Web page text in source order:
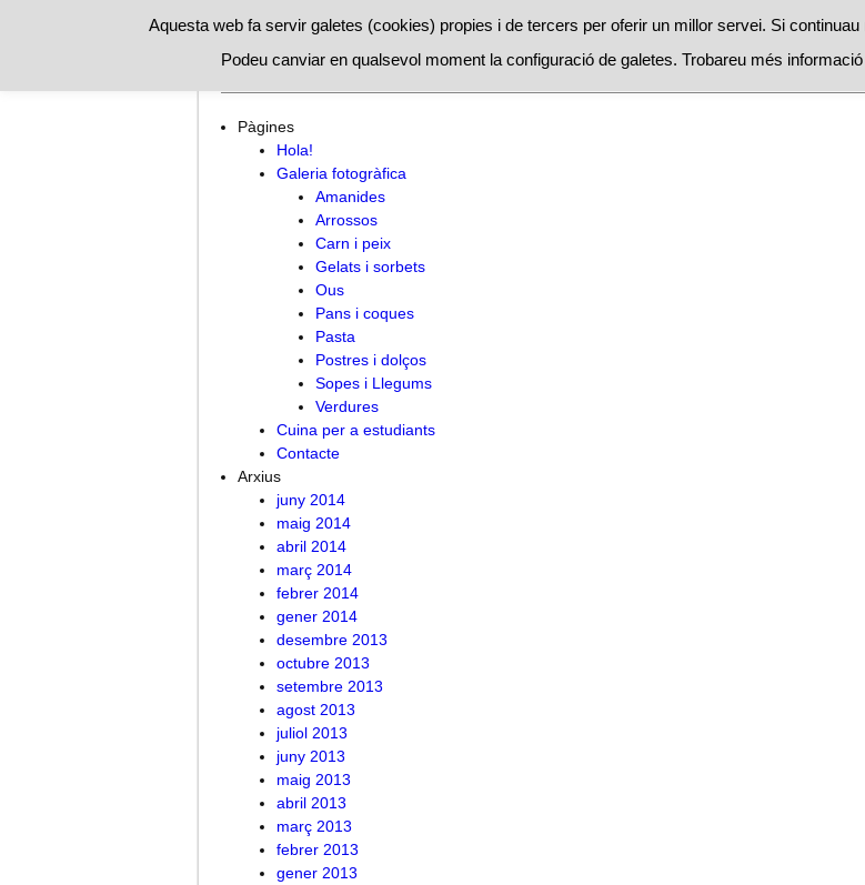
PROMOCIONS
RESTAURANTS
Pàgines
Hola!
Galeria fotogràfica
Amanides
Arrossos
Carn i peix
Gelats i sorbets
Ous
Pans i coques
Pasta
Postres i dolços
Sopes i Llegums
Verdures
Cuina per a estudiants
Contacte
Arxius
juny 2014
maig 2014
abril 2014
març 2014
febrer 2014
gener 2014
desembre 2013
octubre 2013
setembre 2013
agost 2013
juliol 2013
juny 2013
maig 2013
abril 2013
març 2013
febrer 2013
gener 2013
Aquesta web fa servir galetes (cookies) propies i de tercers per oferir un millor servei. Si
Podeu canviar en qualsevol moment la configuració de galetes. Trobareu més